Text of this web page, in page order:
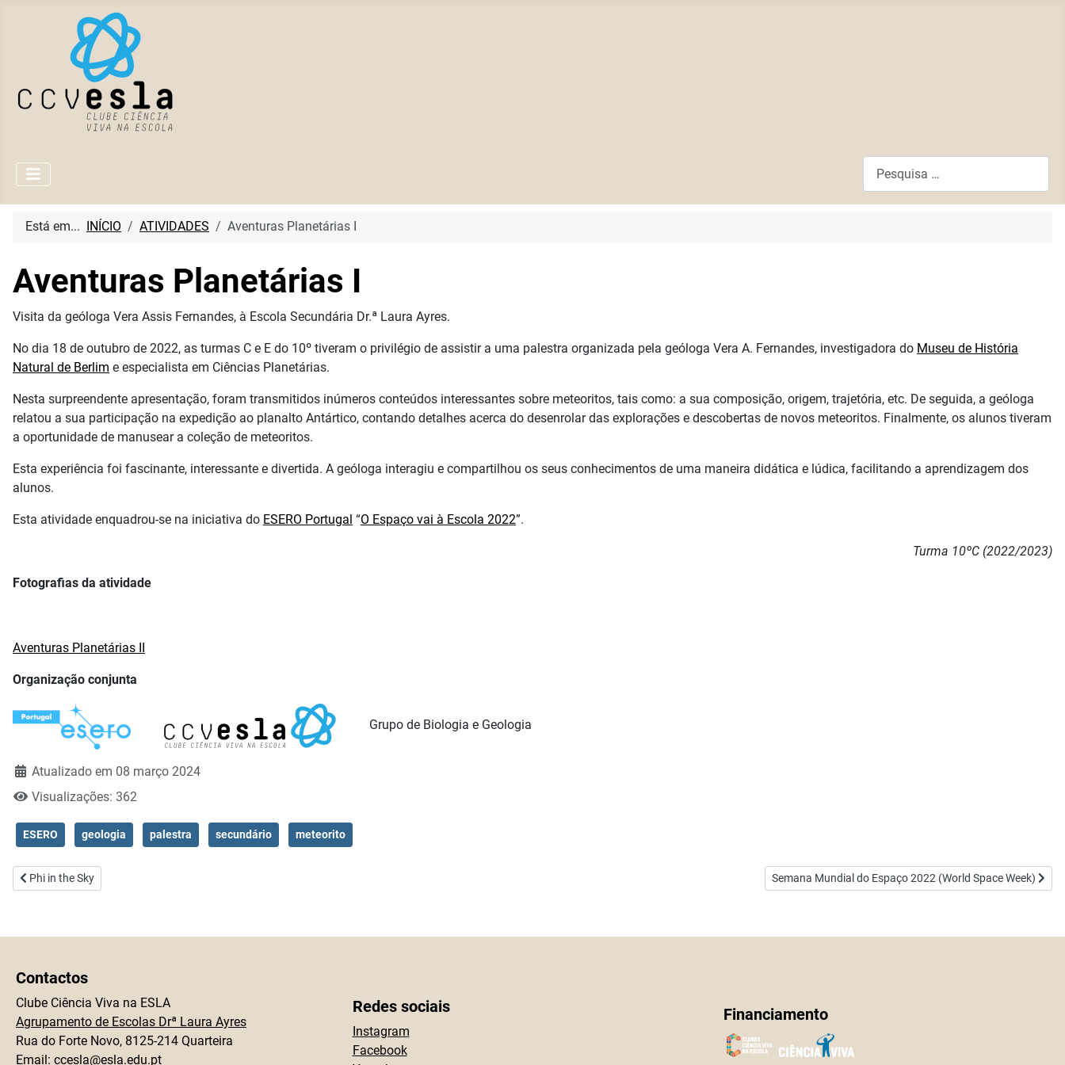
Está em... INÍCIO ATIVIDADES Aventuras Planetárias I
Aventuras Planetárias I
Visita da geóloga Vera Assis Fernandes, à Escola Secundária Dr.ª Laura Ayres.
No dia 18 de outubro de 2022, as turmas C e E do 10º tiveram o privilégio de assistir a uma palestra organizada pela geóloga Vera A. Fernandes, investigadora do Museu de História
Natural de Berlim e especialista em Ciências Planetárias.
Nesta surpreendente apresentação, foram transmitidos inúmeros conteúdos interessantes sobre meteoritos, tais como: a sua composição, origem, trajetória, etc. De seguida, a geóloga
relatou a sua participação na expedição ao planalto Antártico, contando detalhes acerca do desenrolar das explorações e descobertas de novos meteoritos. Finalmente, os alunos tiveram
a oportunidade de manusear a coleção de meteoritos.
Esta experiência foi fascinante, interessante e divertida. A geóloga interagiu e compartilhou os seus conhecimentos de uma maneira didática e lúdica, facilitando a aprendizagem dos
alunos.
Esta atividade enquadrou-se na iniciativa do ESERO Portugal “O Espaço vai à Escola 2022”.
Turma 10ºC (2022/2023)
Fotografias da atividade
Aventuras Planetárias II
Organização conjunta
Grupo de Biologia e Geologia
Atualizado em 08 março 2024
Visualizações: 362
ESERO geologia palestra secundário meteorito
Artigo anterior: Phi in the Sky
Phi in the Sky Artigo seguinte: Semana Mundial do Espaço 2022 (World
Semana Mundial do Espaço 2022 (World Space Week)
Contactos
Clube Ciência Viva na ESLA
Agrupamento de Escolas Drª Laura Ayres
Rua do Forte Novo, 8125-214 Quarteira
Email: ccesla@esla.edu.pt
Redes sociais
Instagram
Facebook
Financiamento